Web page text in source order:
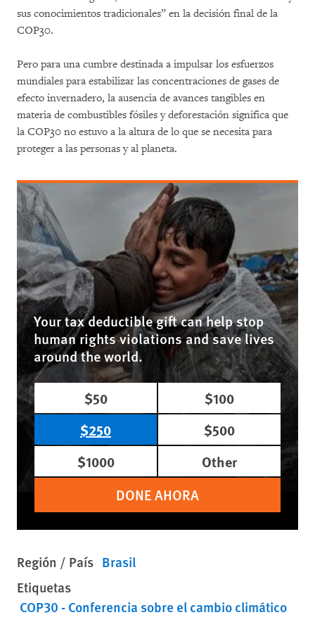
sus conocimientos tradicionales” en la decisión final de la
COP30.
Pero para una cumbre destinada a impulsar los esfuerzos
mundiales para estabilizar las concentraciones de gases de
efecto invernadero, la ausencia de avances tangibles en
materia de combustibles fósiles y deforestación significa que
la COP30 no estuvo a la altura de lo que se necesita para
proteger a las personas y al planeta.
Your tax deductible gift can help stop
human rights violations and save lives
around the world.
$50
$100
$250
$500
$1000
Other
DONE AHORA
Región / País Brasil
Etiquetas
COP30 - Conferencia sobre el cambio climático